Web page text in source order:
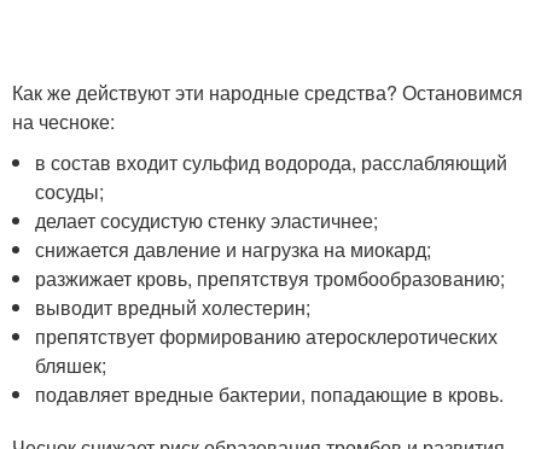
Как же действуют эти народные средства? Остановимся
на чесноке:
в состав входит сульфид водорода, расслабляющий
сосуды;
делает сосудистую стенку эластичнее;
снижается давление и нагрузка на миокард;
разжижает кровь, препятствуя тромбообразованию;
выводит вредный холестерин;
препятствует формированию атеросклеротических
бляшек;
подавляет вредные бактерии, попадающие в кровь.